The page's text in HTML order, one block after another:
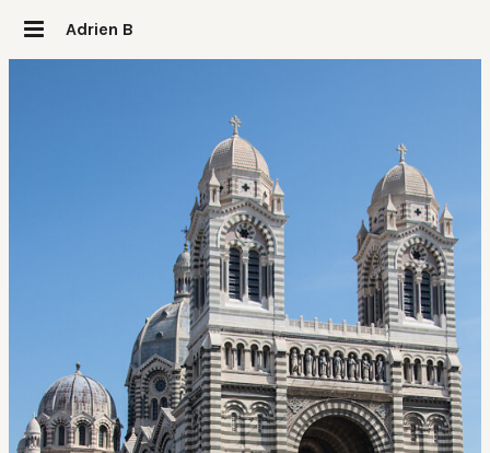
Adrien B